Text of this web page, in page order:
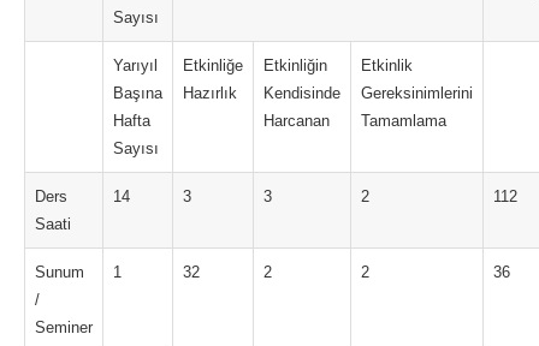
Sayısı
Yarıyıl
Başına
Hafta
Sayısı
Etkinliğe
Hazırlık
Etkinliğin
Kendisinde
Harcanan
Etkinlik
Gereksinimlerini
Tamamlama
Ders
Saati
14 3 3 2 112
Sunum
/
Seminer
1 32 2 2 36